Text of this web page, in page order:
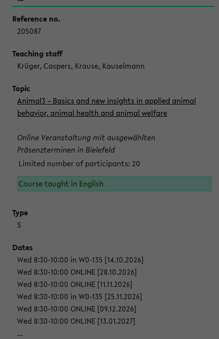
205087
Krüger, Caspers, Krause, Kauselmann
Animal3 – Basics and new insights in applied animal
behavior, animal health and animal welfare
Online Veranstaltung mit ausgewählten
Präsenzterminen in Bielefeld
Limited number of participants: 20
Course taught in English
S
Wed 8:30-10:00 in W0-135 [14.10.2026]
Wed 8:30-10:00 ONLINE [28.10.2026]
Wed 8:30-10:00 ONLINE [11.11.2026]
Wed 8:30-10:00 in W0-135 [25.11.2026]
Wed 8:30-10:00 ONLINE [09.12.2026]
Wed 8:30-10:00 ONLINE [13.01.2027]
...